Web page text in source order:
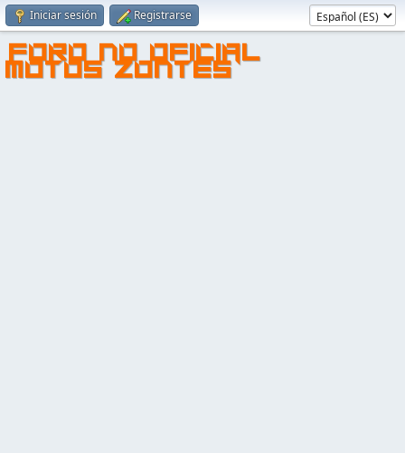
Iniciar sesión Registrarse
FORO NO OFICIAL
MOTOS ZONTES